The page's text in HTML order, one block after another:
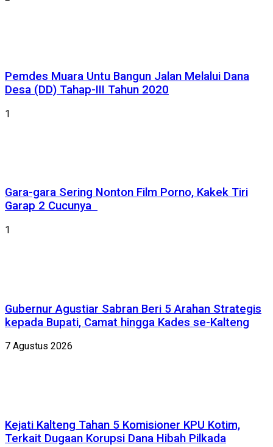
Pemdes Muara Untu Bangun Jalan Melalui Dana
Desa (DD) Tahap-III Tahun 2020
1
Gara-gara Sering Nonton Film Porno, Kakek Tiri
Garap 2 Cucunya
1
Gubernur Agustiar Sabran Beri 5 Arahan Strategis
kepada Bupati, Camat hingga Kades se-Kalteng
7 Agustus 2026
Kejati Kalteng Tahan 5 Komisioner KPU Kotim,
Terkait Dugaan Korupsi Dana Hibah Pilkada